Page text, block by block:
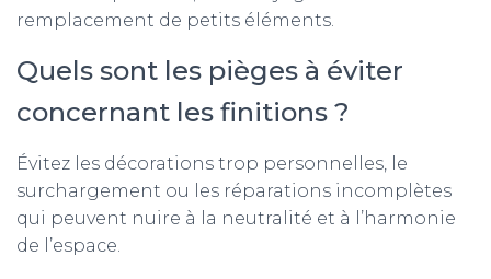
remplacement de petits éléments.
Quels sont les pièges à éviter
concernant les finitions ?
Évitez les décorations trop personnelles, le
surchargement ou les réparations incomplètes
qui peuvent nuire à la neutralité et à l’harmonie
de l’espace.